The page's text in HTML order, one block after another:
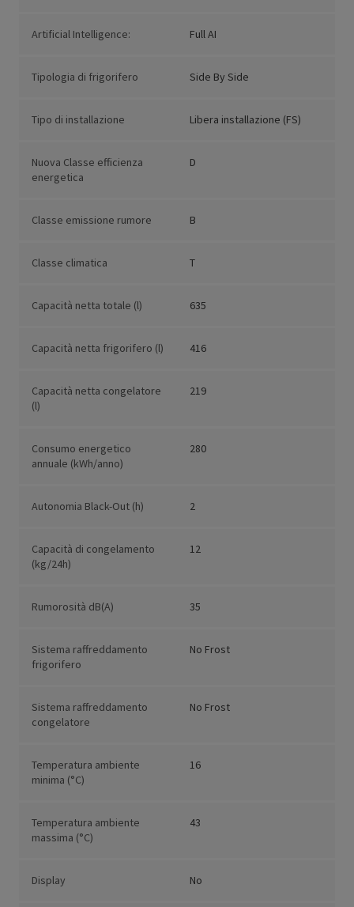
Artificial Intelligence: Full AI
Tipologia di frigorifero Side By Side
Tipo di installazione Libera installazione (FS)
Nuova Classe efficienza
energetica
D
Classe emissione rumore B
Classe climatica T
Capacità netta totale (l) 635
Capacità netta frigorifero (l) 416
Capacità netta congelatore
(l)
219
Consumo energetico
annuale (kWh/anno)
280
Autonomia Black-Out (h) 2
Capacità di congelamento
(kg/24h)
12
Rumorosità dB(A) 35
Sistema raffreddamento
frigorifero
No Frost
Sistema raffreddamento
congelatore
No Frost
Temperatura ambiente
minima (°C)
16
Temperatura ambiente
massima (°C)
43
Display No